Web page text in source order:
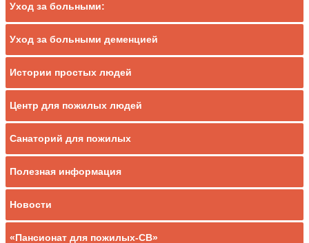
Уход за больными:
Уход за больными деменцией
Истории простых людей
Центр для пожилых людей
Санаторий для пожилых
Полезная информация
Новости
«Пансионат для пожилых-СВ»